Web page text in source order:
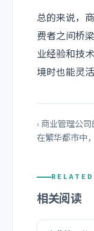
总的来说，
费者之间桥
业经验和技
境时也能灵
‹ 商业管理公
在繁华都市中
RELATED
相关阅读